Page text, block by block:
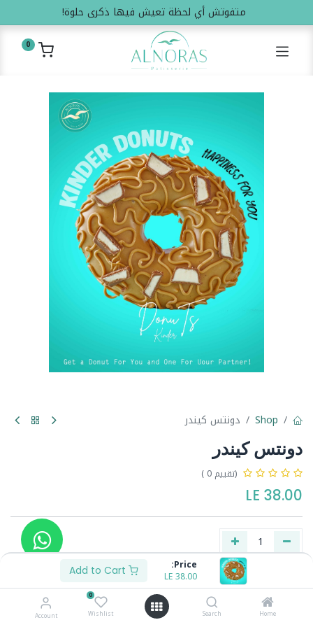
Price:
38.00
Home
Search
0
Wishlist
Account
متفوتش أي لحظة تعيش فيها ذكرى حلوة!
0
Shop دونتس كيندر
دونتس كيندر
(تقييم 0 )
38.00